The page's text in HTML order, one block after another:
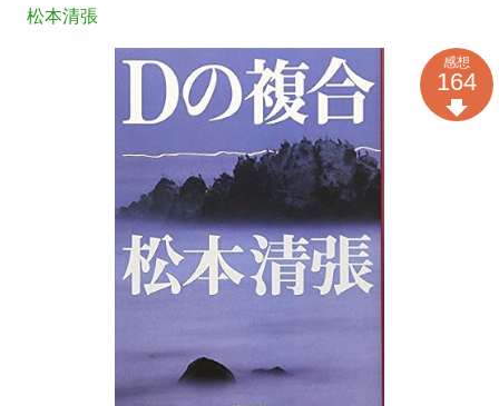
松本清張
感想
164